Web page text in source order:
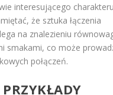
interesującego
że sztuka łączenia
na znalezieniu
smakami, co może
połączeń.
PRZYKŁADY